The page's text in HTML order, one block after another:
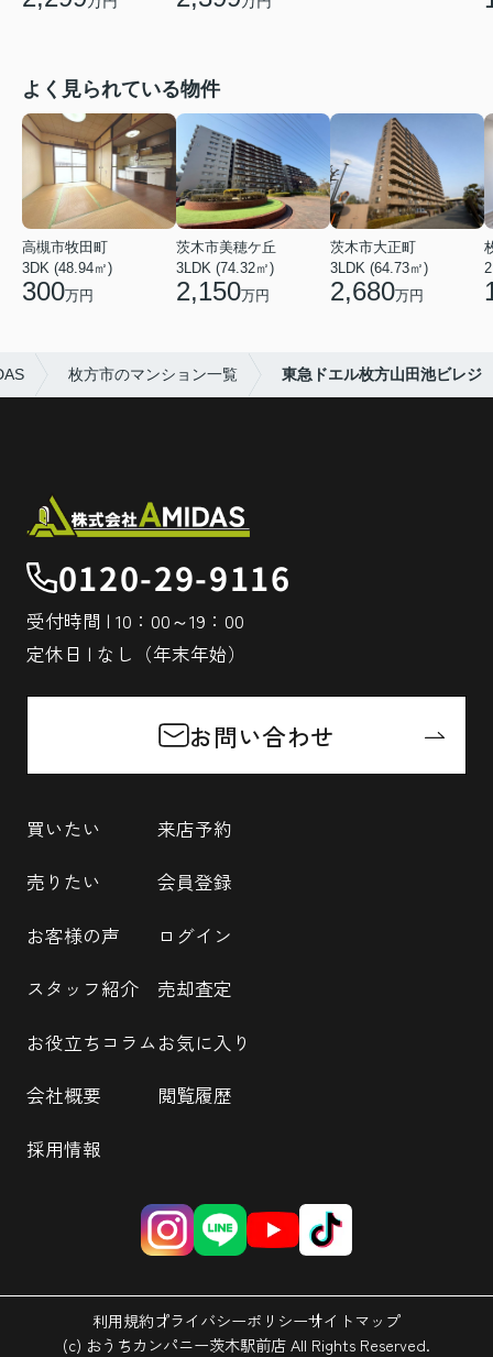
よく見られている物件
高槻市牧田町
3DK (48.94㎡)
300万円
茨木市美穂ケ丘
3LDK (74.32㎡)
2,150万円
茨木市大正町
3LDK (64.73㎡)
2,680万円
枚方市のマンション一覧 東急ドエル枚方山田池ビレジ
0120-29-9116
受付時間 | 10：00～19：00
定休日 | なし（年末年始）
お問い合わせ
買いたい
売りたい
お客様の声
スタッフ紹介
お役立ちコラム
会社概要
採用情報
来店予約
会員登録
ログイン
売却査定
お気に入り
閲覧履歴
利用規約プライバシーポリシーサイトマップ
(c) おうちカンパニー茨木駅前店 All Rights Reserved.